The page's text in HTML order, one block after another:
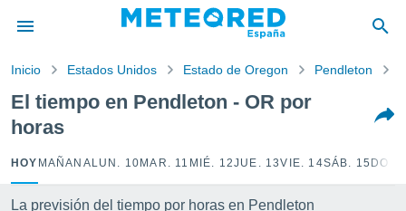
por
para
la
calidad.
a este
las
Inicio Estados Unidos Estado de Oregon Pendleton
El tiempo en Pendleton - OR por
horas
HOY MAÑANA LUN. 10 MAR. 11 MIÉ. 12JUE. 13VIE. 14SÁB. 15
La previsión del tiempo por horas en Pendleton